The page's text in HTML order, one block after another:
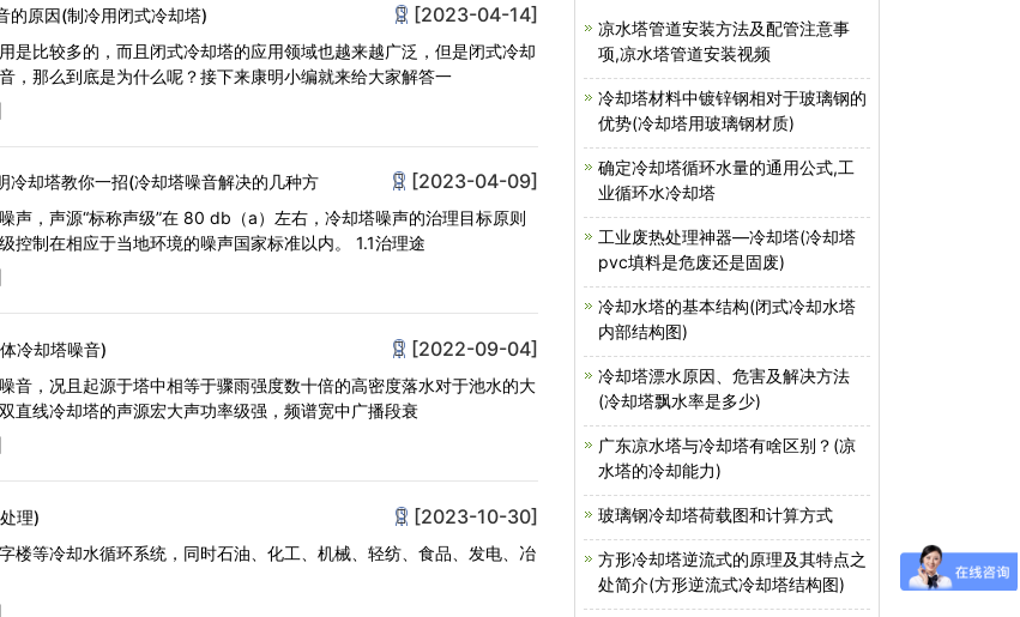
的原因(制冷用闭式冷却塔) [2023-04-14]
是比较多的，而且闭式冷却塔的应用领域也越来越广泛，但是闭式冷却
，那么到底是为什么呢？接下来康明小编就来给大家解答一
冷却塔教你一招(冷却塔噪音解决的几种方 [2023-04-09]
声，声源“标称声级”在 80 db（a）左右，冷却塔噪声的治理目标原则
控制在相应于当地环境的噪声国家标准以内。 1.1治理途
冷却塔噪音) [2022-09-04]
音，况且起源于塔中相等于骤雨强度数十倍的高密度落水对于池水的大
直线冷却塔的声源宏大声功率级强，频谱宽中广播段衰
理) [2023-10-30]
楼等冷却水循环系统，同时石油、化工、机械、轻纺、食品、发电、冶
凉水塔管道安装方法及配管注意事
项,凉水塔管道安装视频
冷却塔材料中镀锌钢相对于玻璃钢的
优势(冷却塔用玻璃钢材质)
确定冷却塔循环水量的通用公式,工
业循环水冷却塔
工业废热处理神器—冷却塔(冷却塔
pvc填料是危废还是固废)
冷却水塔的基本结构(闭式冷却水塔
内部结构图)
冷却塔漂水原因、危害及解决方法
(冷却塔飘水率是多少)
广东凉水塔与冷却塔有啥区别？(凉
水塔的冷却能力)
玻璃钢冷却塔荷载图和计算方式
方形冷却塔逆流式的原理及其特点之
处简介(方形逆流式冷却塔结构图)